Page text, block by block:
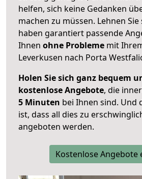
helfen, sich keine Gedanken
machen zu müssen. Lehnen
haben garantiert passende
Ihnen ohne Probleme mit
Leverkusen nach Porta
Holen Sie sich ganz bequem
kostenlose Angebote, die
5 Minuten bei Ihnen sind. Und
ist, dass all dies zu
angeboten werden.
Kostenlose Angebote